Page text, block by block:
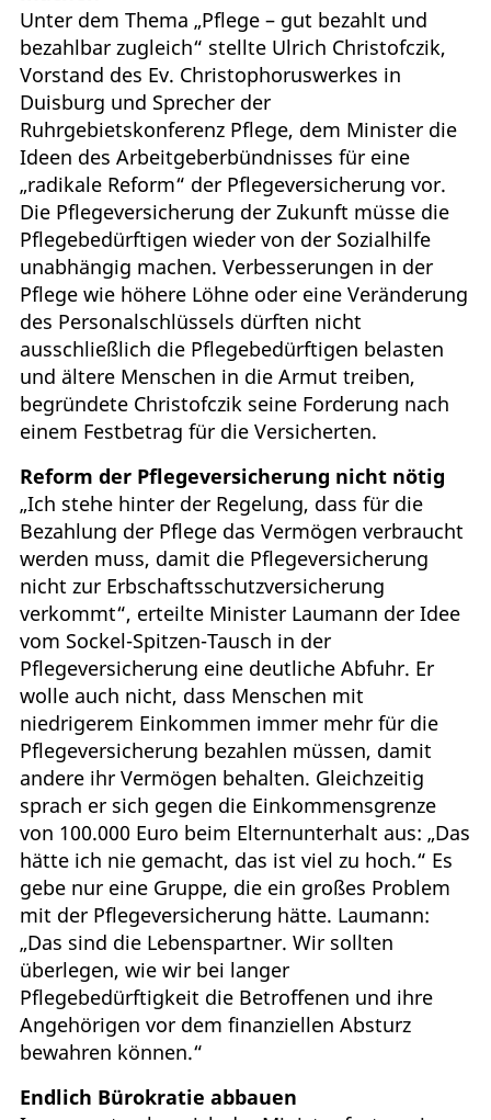
Unter dem Thema „Pflege – gut bezahlt und
bezahlbar zugleich“ stellte Ulrich Christofczik,
Vorstand des Ev. Christophoruswerkes in
Duisburg und Sprecher der
Ruhrgebietskonferenz Pflege, dem Minister die
Ideen des Arbeitgeberbündnisses für eine
„radikale Reform“ der Pflegeversicherung vor.
Die Pflegeversicherung der Zukunft müsse die
Pflegebedürftigen wieder von der Sozialhilfe
unabhängig machen. Verbesserungen in der
Pflege wie höhere Löhne oder eine Veränderung
des Personalschlüssels dürften nicht
ausschließlich die Pflegebedürftigen belasten
und ältere Menschen in die Armut treiben,
begründete Christofczik seine Forderung nach
einem Festbetrag für die Versicherten.
Reform der Pflegeversicherung nicht nötig
„Ich stehe hinter der Regelung, dass für die
Bezahlung der Pflege das Vermögen verbraucht
werden muss, damit die Pflegeversicherung
nicht zur Erbschaftsschutzversicherung
verkommt“, erteilte Minister Laumann der Idee
vom Sockel-Spitzen-Tausch in der
Pflegeversicherung eine deutliche Abfuhr. Er
wolle auch nicht, dass Menschen mit
niedrigerem Einkommen immer mehr für die
Pflegeversicherung bezahlen müssen, damit
andere ihr Vermögen behalten. Gleichzeitig
sprach er sich gegen die Einkommensgrenze
von 100.000 Euro beim Elternunterhalt aus: „Das
hätte ich nie gemacht, das ist viel zu hoch.“ Es
gebe nur eine Gruppe, die ein großes Problem
mit der Pflegeversicherung hätte. Laumann:
„Das sind die Lebenspartner. Wir sollten
überlegen, wie wir bei langer
Pflegebedürftigkeit die Betroffenen und ihre
Angehörigen vor dem finanziellen Absturz
bewahren können.“
Endlich Bürokratie abbauen